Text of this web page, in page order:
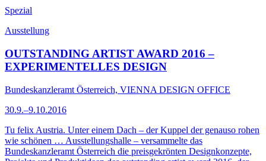
Spezial
Ausstellung
OUTSTANDING ARTIST AWARD 2016 –
EXPERIMENTELLES DESIGN
Bundeskanzleramt Österreich, VIENNA DESIGN OFFICE
30.9.–9.10.2016
Tu felix Austria. Unter einem Dach – der Kuppel der genauso rohen
wie schönen … Ausstellungshalle – versammelte das
Bundeskanzleramt Österreich die preisgekrönten Designkonzepte,